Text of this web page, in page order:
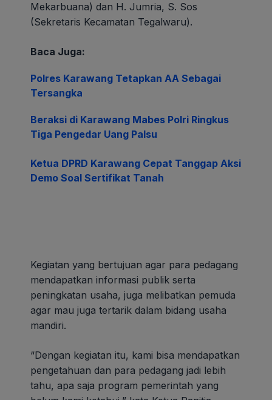
Mekarbuana) dan H. Jumria, S. Sos
(Sekretaris Kecamatan Tegalwaru).
Baca Juga:
Polres Karawang Tetapkan AA Sebagai
Tersangka
Beraksi di Karawang Mabes Polri Ringkus
Tiga Pengedar Uang Palsu
Ketua DPRD Karawang Cepat Tanggap Aksi
Demo Soal Sertifikat Tanah
Kegiatan yang bertujuan agar para pedagang
mendapatkan informasi publik serta
peningkatan usaha, juga melibatkan pemuda
agar mau juga tertarik dalam bidang usaha
mandiri.
“Dengan kegiatan itu, kami bisa mendapatkan
pengetahuan dan para pedagang jadi lebih
tahu, apa saja program pemerintah yang